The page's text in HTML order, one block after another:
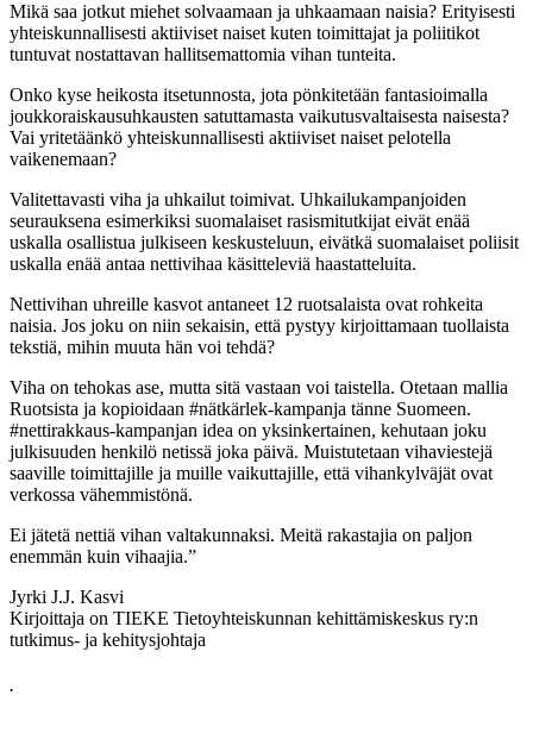
Mikä saa jotkut miehet solvaamaan ja uhkaamaan naisia? Erityisesti
yhteiskunnallisesti aktiiviset naiset kuten toimittajat ja poliitikot
tuntuvat nostattavan hallitsemattomia vihan tunteita.
Onko kyse heikosta itsetunnosta, jota pönkitetään fantasioimalla
joukkoraiskausuhkausten satuttamasta vaikutusvaltaisesta naisesta?
Vai yritetäänkö yhteiskunnallisesti aktiiviset naiset pelotella
vaikenemaan?
Valitettavasti viha ja uhkailut toimivat. Uhkailukampanjoiden
seurauksena esimerkiksi suomalaiset rasismitutkijat eivät enää
uskalla osallistua julkiseen keskusteluun, eivätkä suomalaiset poliisit
uskalla enää antaa nettivihaa käsitteleviä haastatteluita.
Nettivihan uhreille kasvot antaneet 12 ruotsalaista ovat rohkeita
naisia. Jos joku on niin sekaisin, että pystyy kirjoittamaan tuollaista
tekstiä, mihin muuta hän voi tehdä?
Viha on tehokas ase, mutta sitä vastaan voi taistella. Otetaan mallia
Ruotsista ja kopioidaan #nätkärlek-kampanja tänne Suomeen.
#nettirakkaus-kampanjan idea on yksinkertainen, kehutaan joku
julkisuuden henkilö netissä joka päivä. Muistutetaan vihaviestejä
saaville toimittajille ja muille vaikuttajille, että vihankylväjät ovat
verkossa vähemmistönä.
Ei jätetä nettiä vihan valtakunnaksi. Meitä rakastajia on paljon
enemmän kuin vihaajia.”
Jyrki J.J. Kasvi
Kirjoittaja on TIEKE Tietoyhteiskunnan kehittämiskeskus ry:n
tutkimus- ja kehitysjohtaja
.